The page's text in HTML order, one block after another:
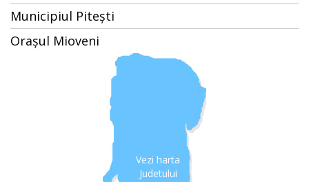
Municipiul Pitești
Orașul Mioveni
Vezi harta
Judetului